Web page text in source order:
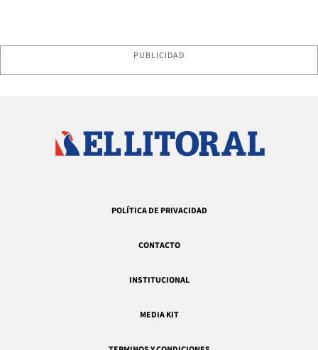
PUBLICIDAD
POLÍTICA DE PRIVACIDAD
CONTACTO
INSTITUCIONAL
MEDIA KIT